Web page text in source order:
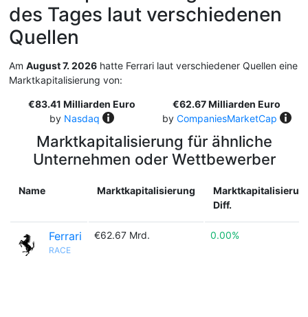
des Tages laut verschiedenen
Quellen
Am August 7. 2026 hatte Ferrari laut verschiedener Quellen eine
Marktkapitalisierung von:
€83.41 Milliarden Euro
by Nasdaq
€62.67 Milliarden Euro
by CompaniesMarketCap
Marktkapitalisierung für ähnliche
Unternehmen oder Wettbewerber
Name Marktkapitalisierung
Diff.
Ferrari
RACE
€62.67 Mrd. 0.00%